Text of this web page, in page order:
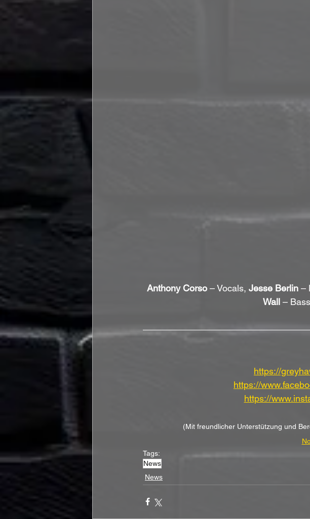
Anthony Corso – Vocals, Jesse Berlin –
Wall –
https://
https://
https://
(Mit freundlicher Unterstützung und
Tags:
News
News